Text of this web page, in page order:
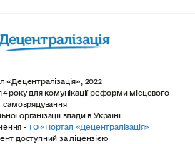
«Децентралізація», 2022
року для комунікації реформи місцевого
самоврядування
організації влади в Україні.
- ГО «Портал «Децентралізація»
доступний за ліцензією